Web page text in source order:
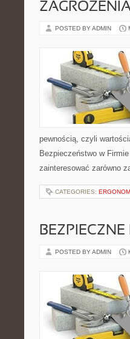
POSTED BY ADMIN
pewnością, czyli
Bezpieczeństwo w
zainteresować zarówno
CATEGORIES:
POSTED BY ADMIN